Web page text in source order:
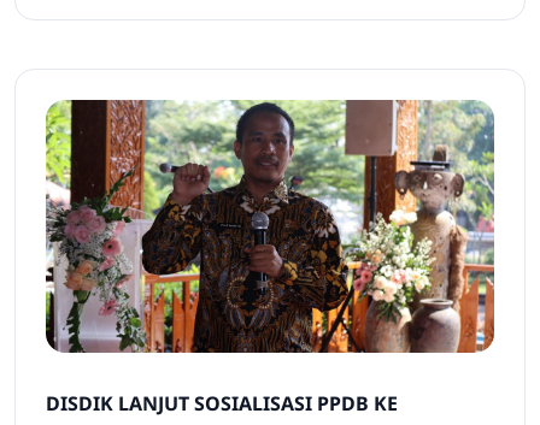
DISDIK LANJUT SOSIALISASI PPDB KE